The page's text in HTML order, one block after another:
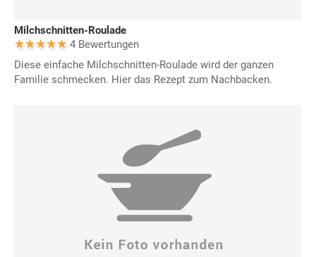
Milchschnitten-Roulade
4 Bewertungen
Diese einfache Milchschnitten-Roulade wird der ganzen
Familie schmecken. Hier das Rezept zum Nachbacken.